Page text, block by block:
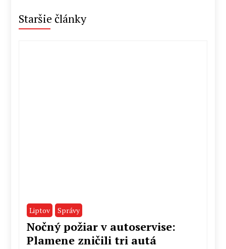
Staršie články
Liptov Správy
Nočný požiar v autoservise:
Plamene zničili tri autá